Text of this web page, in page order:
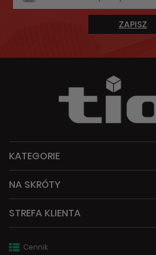
ZAPISZ
KATEGORIE
NA SKRÓTY
STREFA KLIENTA
Cennik